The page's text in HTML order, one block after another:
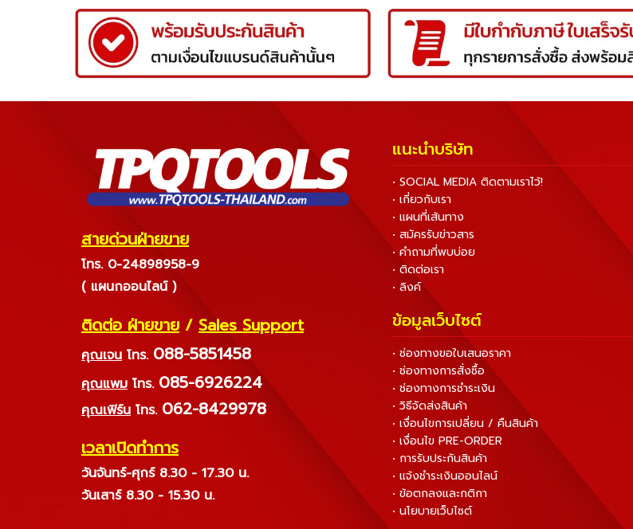
สายด่วนฝ่ายขาย
โทร. 0-24898958-9
( แผนกออนไลน์ )
ติดต่อ ฝ่ายขาย / Sales Support
คุณเจน โทร. 088-5851458
คุณแพม โทร. 085-6926224
คุณเฟิร์น โทร. 062-8429978
เวลาเปิดทำการ
วันจันทร์-ศุกร์ 8.30 - 17.30 น.
วันเสาร์ 8.30 - 15.30 น.
แนะนำบริษัท
• SOCIAL MEDIA ติดตามเราไว้!
• เกี่ยวกับเรา
• แผนที่เส้นทาง
• สมัครรับข่าวสาร
• คำถามที่พบบ่อย
• ติดต่อเรา
• ลิงค์
ข้อมูลเว็บไซต์
• ช่องทางขอใบเสนอราคา
• ช่องทางการสั่งซื้อ
• ช่องทางการชำระเงิน
• วิธีจัดส่งสินค้า
• เงื่อนไขการเปลี่ยน / คืนสินค้า
• เงื่อนไข PRE-ORDER
• การรับประกันสินค้า
• แจ้งชำระเงินออนไลน์
• ข้อตกลงและกติกา
• นโยบายเว็บไซต์